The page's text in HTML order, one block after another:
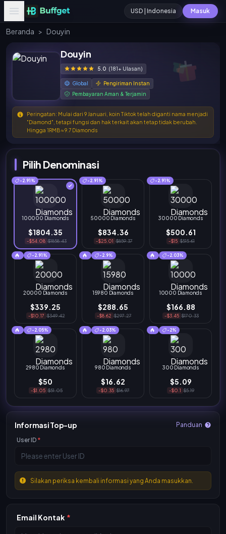
USD | Indonesia Masuk
Beranda > Douyin
Douyin
5.0 (181+ Ulasan)
Global
Pengiriman Instan
Pembayaran Aman & Terjamin
Peringatan: Mulai dari 9 Januari, koin Tiktok telah diganti nama menjadi
"Diamond", tetapi fungsi dan hak terkait akan tetap tidak berubah.
Hingga 1RMB ≈ 9.7 Diamonds
Pilih Denominasi
-2.91%
100000 Diamonds
$1804.35
-$54.08 $1858.43
-2.91%
50000 Diamonds
$834.36
-$25.01 $859.37
-2.91%
30000 Diamonds
$500.61
-$15 $515.61
-2.91%
20000 Diamonds
$339.25
-$10.17 $349.42
-2.9%
15980 Diamonds
$288.65
-$8.62 $297.27
-2.03%
10000 Diamonds
$166.88
-$3.45 $170.33
-2.05%
2980 Diamonds
$50
-$1.05 $51.05
-2.03%
980 Diamonds
$16.62
-$0.35 $16.97
-2%
300 Diamonds
$5.09
-$0.1 $5.19
Informasi Top-up
Panduan
User ID *
Silakan periksa kembali informasi yang Anda masukkan.
Email Kontak *